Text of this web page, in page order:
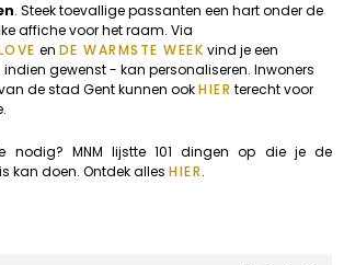
. Steek toevallige passanten een hart onder de
affiche voor het raam. Via
en DE WARMSTE WEEK vind je een
gewenst - kan personaliseren. Inwoners
de stad Gent kunnen ookHIER terecht voor
nodig? MNM lijstte 101 dingen op die je de
kan doen. Ontdek allesHIER.